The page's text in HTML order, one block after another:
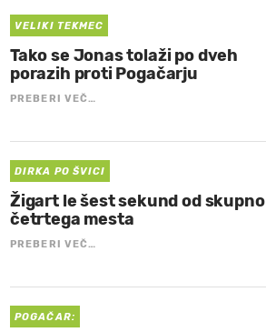
VELIKI TEKMEC
Tako se Jonas tolaži po dveh
porazih proti Pogačarju
PREBERI VEČ…
DIRKA PO ŠVICI
Žigart le šest sekund od skupno
četrtega mesta
PREBERI VEČ…
POGAČAR: